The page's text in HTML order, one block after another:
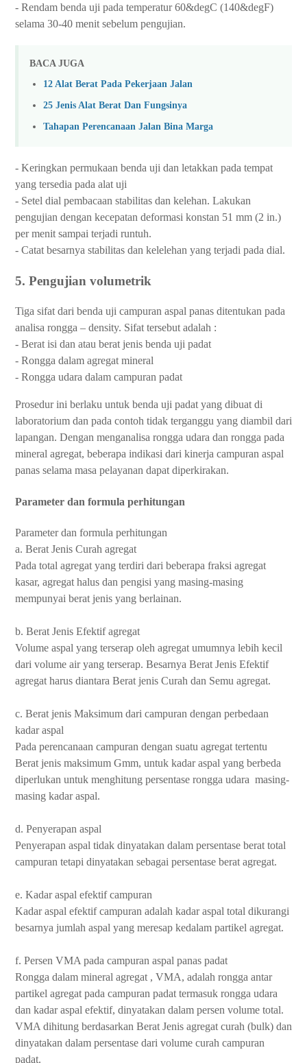
- Rendam benda uji pada temperatur 60&degC (140&degF)
selama 30-40 menit sebelum pengujian.
BACA JUGA
12 Alat Berat Pada Pekerjaan Jalan
25 Jenis Alat Berat Dan Fungsinya
Tahapan Perencanaan Jalan Bina Marga
- Keringkan permukaan benda uji dan letakkan pada tempat
yang tersedia pada alat uji
- Setel dial pembacaan stabilitas dan kelehan. Lakukan
pengujian dengan kecepatan deformasi konstan 51 mm (2 in.)
per menit sampai terjadi runtuh.
- Catat besarnya stabilitas dan kelelehan yang terjadi pada dial.
5. Pengujian volumetrik
Tiga sifat dari benda uji campuran aspal panas ditentukan pada
analisa rongga – density. Sifat tersebut adalah :
- Berat isi dan atau berat jenis benda uji padat
- Rongga dalam agregat mineral
- Rongga udara dalam campuran padat
Prosedur ini berlaku untuk benda uji padat yang dibuat di
laboratorium dan pada contoh tidak terganggu yang diambil dari
lapangan. Dengan menganalisa rongga udara dan rongga pada
mineral agregat, beberapa indikasi dari kinerja campuran aspal
panas selama masa pelayanan dapat diperkirakan.
Parameter dan formula perhitungan
Parameter dan formula perhitungan
a. Berat Jenis Curah agregat
Pada total agregat yang terdiri dari beberapa fraksi agregat
kasar, agregat halus dan pengisi yang masing-masing
mempunyai berat jenis yang berlainan.
b. Berat Jenis Efektif agregat
Volume aspal yang terserap oleh agregat umumnya lebih kecil
dari volume air yang terserap. Besarnya Berat Jenis Efektif
agregat harus diantara Berat jenis Curah dan Semu agregat.
c. Berat jenis Maksimum dari campuran dengan perbedaan
kadar aspal
Pada perencanaan campuran dengan suatu agregat tertentu
Berat jenis maksimum Gmm, untuk kadar aspal yang berbeda
diperlukan untuk menghitung persentase rongga udara masing-
masing kadar aspal.
d. Penyerapan aspal
Penyerapan aspal tidak dinyatakan dalam persentase berat total
campuran tetapi dinyatakan sebagai persentase berat agregat.
e. Kadar aspal efektif campuran
Kadar aspal efektif campuran adalah kadar aspal total dikurangi
besarnya jumlah aspal yang meresap kedalam partikel agregat.
f. Persen VMA pada campuran aspal panas padat
Rongga dalam mineral agregat , VMA, adalah rongga antar
partikel agregat pada campuran padat termasuk rongga udara
dan kadar aspal efektif, dinyatakan dalam persen volume total.
VMA dihitung berdasarkan Berat Jenis agregat curah (bulk) dan
dinyatakan dalam persentase dari volume curah campuran
padat.